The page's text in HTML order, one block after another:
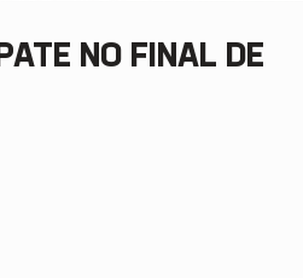
NO FINAL DE